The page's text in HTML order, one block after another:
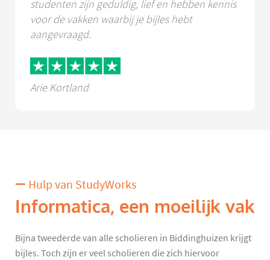
studenten zijn geduldig, lief en hebben kennis
voor de vakken waarbij je bijles hebt
aangevraagd.
Arie Kortland
Hulp van StudyWorks
Informatica, een moeilijk vak
Bijna tweederde van alle scholieren in Biddinghuizen krijgt
bijles. Toch zijn er veel scholieren die zich hiervoor